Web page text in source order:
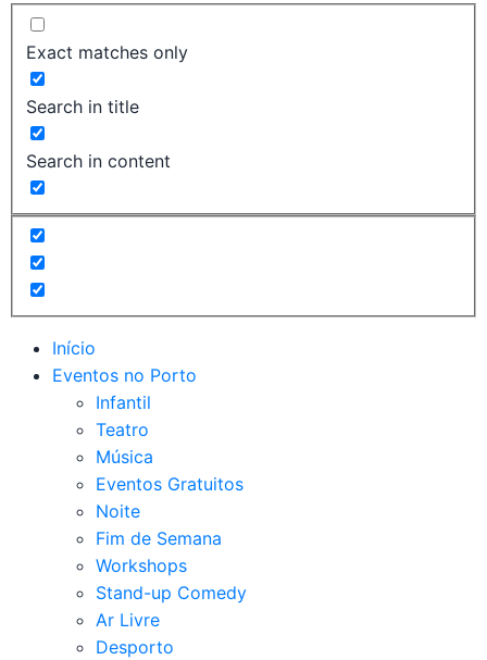
Exact matches only
Search in title
Search in content
Início
Eventos no Porto
Infantil
Teatro
Música
Eventos Gratuitos
Noite
Fim de Semana
Workshops
Stand-up Comedy
Ar Livre
Desporto